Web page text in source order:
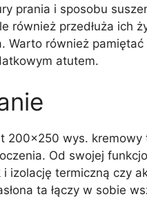
prania i sposobu
również przedłuża ich
Warto również
atutem.
200×250 wys.
Od swojej
i izolację termiczną czy
ta łączy w sobie